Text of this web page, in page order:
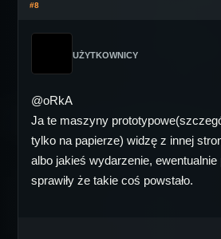
#8
UŻYTKOWNICY
@oRkA
Ja te maszyny
tylko na papierze) widzę z innej
albo jakieś wydarzenie,
sprawiły że takie coś powstało.